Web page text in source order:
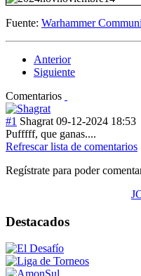
Fuente: Warhammer
Anterior
Siguiente
Comentarios
#1 Shagrat 09-12-2024 18:53
Pufffff, que ganas....
Refrescar lista de comentarios
Regístrate para poder
Destacados